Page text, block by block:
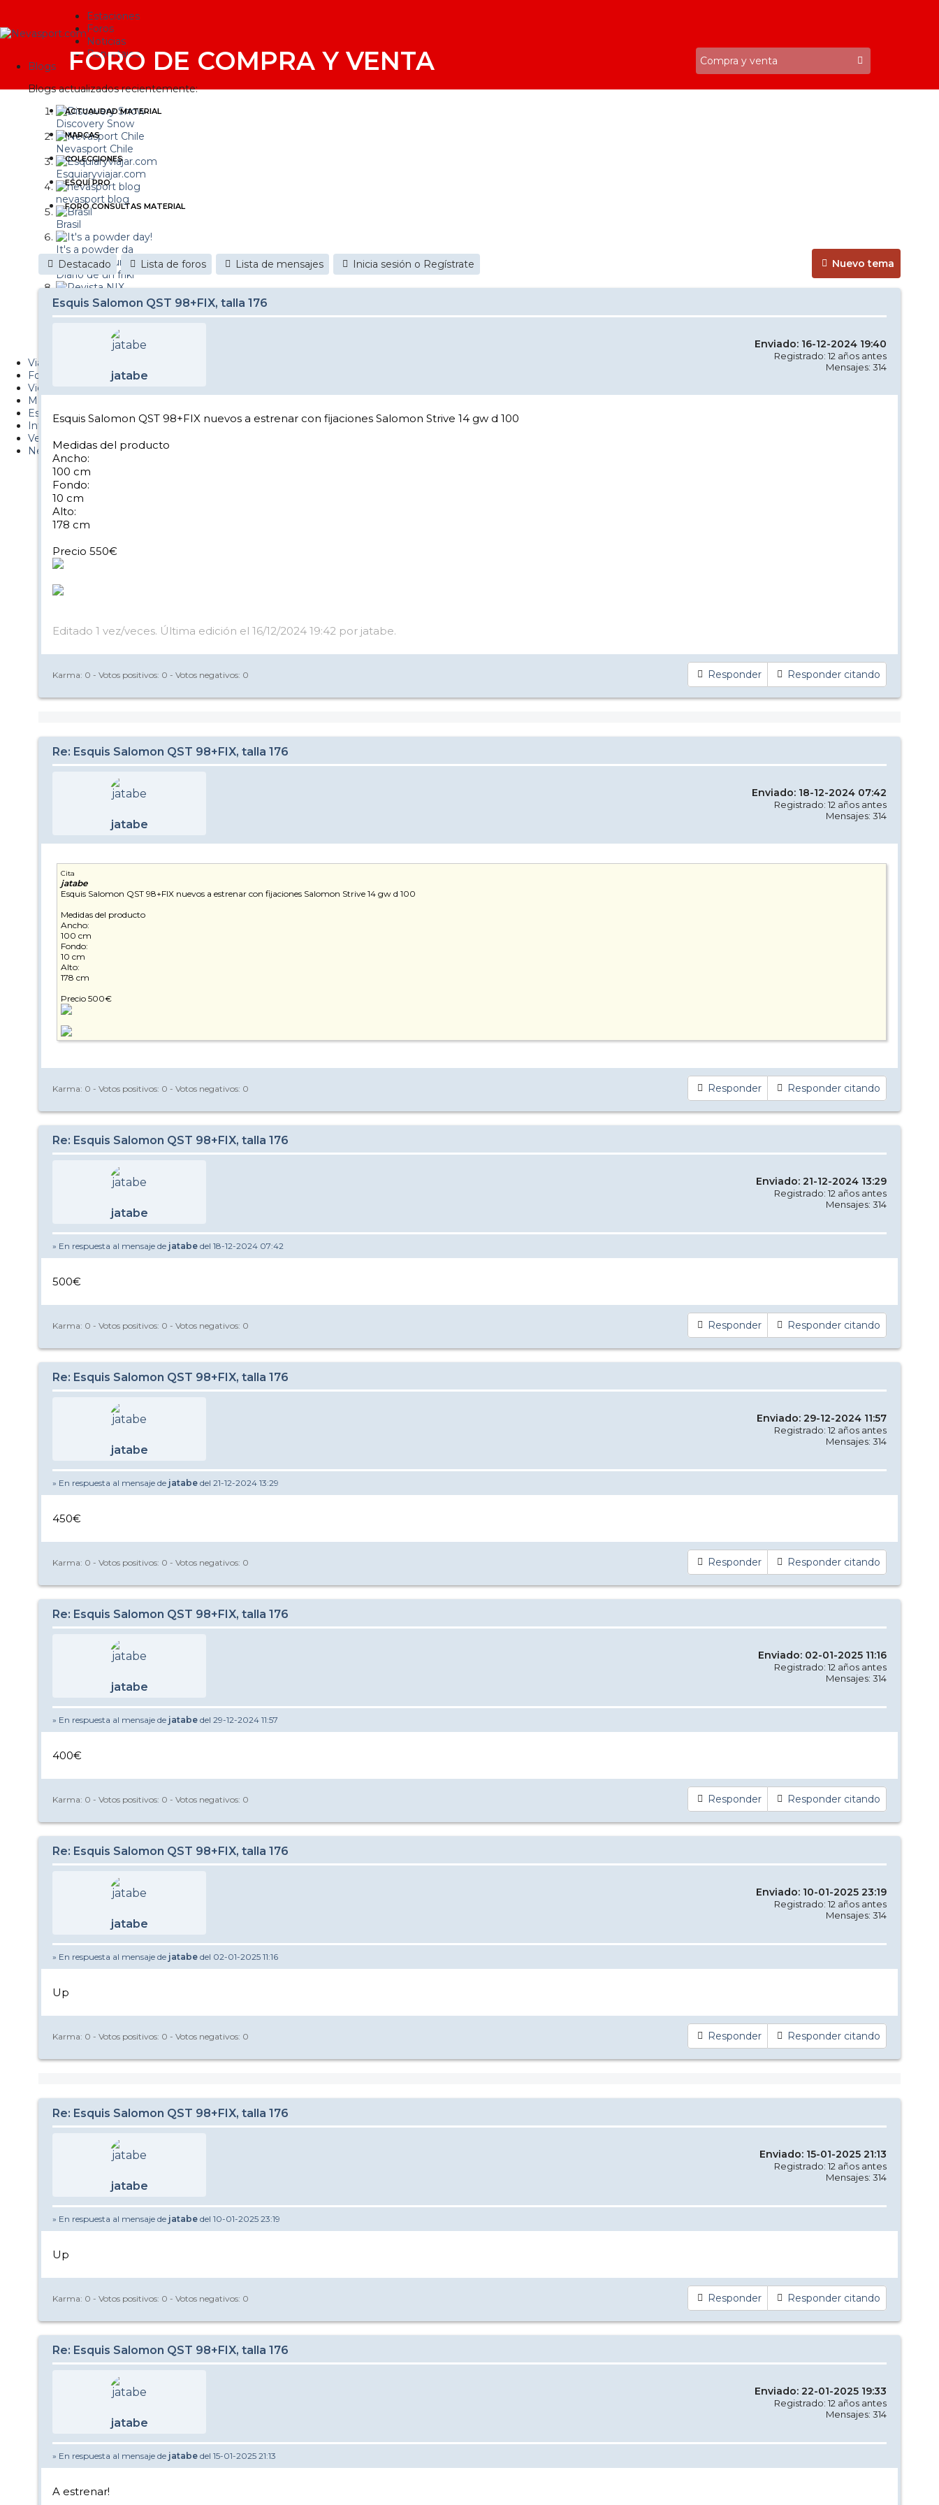
Estaciones
Foros
Noticias
Reportajes
Blogs
Blogs actualizados recientemente:
Discovery Snow
Nevasport Chile
Esquiaryviajar.com
nevasport blog
Brasil
It's a powder da
Diario de un friki
Revista NIX
PUCAF - Blog
Viajes
Fotos
Videos
Material
Esquí Pro
Infonieve
Verano
Nevalog
FORO DE COMPRA Y VENTA
ACTUALIDAD MATERIAL
MARCAS
COLECCIONES
ESQUÍ PRO
FORO CONSULTAS MATERIAL
Nuevo tema
Destacado Lista de foros Lista de mensajes Inicia sesión o Regístrate
Esquis Salomon QST 98+FIX, talla 176
jatabe
Enviado: 16-12-2024 19:40
Registrado: 12 años antes
Mensajes: 314
Esquis Salomon QST 98+FIX nuevos a estrenar con fijaciones Salomon Strive 14 gw d 100
Medidas del producto
Ancho:
100 cm
Fondo:
10 cm
Alto:
178 cm
Precio 550€
Editado 1 vez/veces. Última edición el 16/12/2024 19:42 por jatabe.
Responder Responder citando
Karma: 0 - Votos positivos: 0 - Votos negativos: 0
Re: Esquis Salomon QST 98+FIX, talla 176
jatabe
Enviado: 18-12-2024 07:42
Registrado: 12 años antes
Mensajes: 314
Cita
jatabe
Esquis Salomon QST 98+FIX nuevos a estrenar con fijaciones Salomon Strive 14 gw d 100
Medidas del producto
Ancho:
100 cm
Fondo:
10 cm
Alto:
178 cm
Precio 500€
Responder Responder citando
Karma: 0 - Votos positivos: 0 - Votos negativos: 0
Re: Esquis Salomon QST 98+FIX, talla 176
jatabe
Enviado: 21-12-2024 13:29
Registrado: 12 años antes
Mensajes: 314
» En respuesta al mensaje de jatabe del 18-12-2024 07:42
500€
Responder Responder citando
Karma: 0 - Votos positivos: 0 - Votos negativos: 0
Re: Esquis Salomon QST 98+FIX, talla 176
jatabe
Enviado: 29-12-2024 11:57
Registrado: 12 años antes
Mensajes: 314
» En respuesta al mensaje de jatabe del 21-12-2024 13:29
450€
Responder Responder citando
Karma: 0 - Votos positivos: 0 - Votos negativos: 0
Re: Esquis Salomon QST 98+FIX, talla 176
jatabe
Enviado: 02-01-2025 11:16
Registrado: 12 años antes
Mensajes: 314
» En respuesta al mensaje de jatabe del 29-12-2024 11:57
400€
Responder Responder citando
Karma: 0 - Votos positivos: 0 - Votos negativos: 0
Re: Esquis Salomon QST 98+FIX, talla 176
jatabe
Enviado: 10-01-2025 23:19
Registrado: 12 años antes
Mensajes: 314
» En respuesta al mensaje de jatabe del 02-01-2025 11:16
Up
Responder Responder citando
Karma: 0 - Votos positivos: 0 - Votos negativos: 0
Re: Esquis Salomon QST 98+FIX, talla 176
jatabe
Enviado: 15-01-2025 21:13
Registrado: 12 años antes
Mensajes: 314
» En respuesta al mensaje de jatabe del 10-01-2025 23:19
Up
Responder Responder citando
Karma: 0 - Votos positivos: 0 - Votos negativos: 0
Re: Esquis Salomon QST 98+FIX, talla 176
jatabe
Enviado: 22-01-2025 19:33
Registrado: 12 años antes
Mensajes: 314
» En respuesta al mensaje de jatabe del 15-01-2025 21:13
A estrenar!